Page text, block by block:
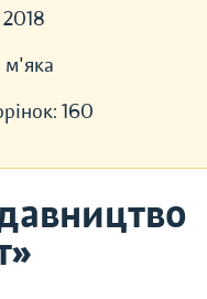
2018
м'яка
160